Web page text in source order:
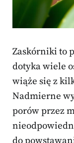
Zaskórniki to
dotyka wiele
wiąże się z
Nadmierne
porów przez
do